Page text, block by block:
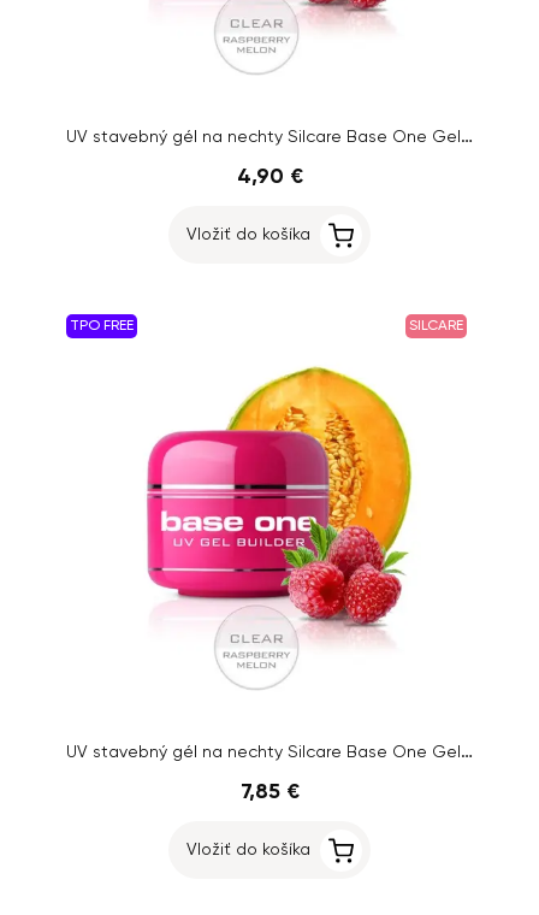
UV stavebný gél na nechty Silcare Base One Gel – Clear Raspberry Melon, 5g
4,90 €
Vložiť do košíka
TPO FREE SILCARE
UV stavebný gél na nechty Silcare Base One Gel – Clear Raspberry Melon, 15g
7,85 €
Vložiť do košíka